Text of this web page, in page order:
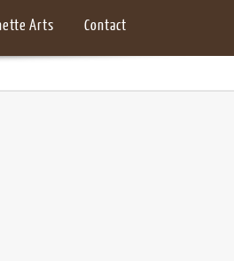
Arts Contact